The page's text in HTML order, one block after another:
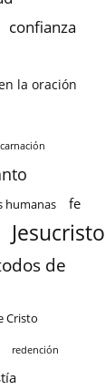
confianza
la oración
humanas fe
Jesucristo
de
Cristo
redención